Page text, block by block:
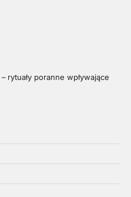
rytuały poranne wpływające